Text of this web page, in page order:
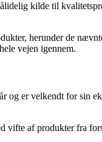
kilde til
herunder de
vejen igennem.
og er velkendt for sin
vifte af produkter fra